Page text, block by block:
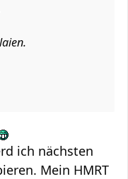
ich nächsten
Mein HMRT